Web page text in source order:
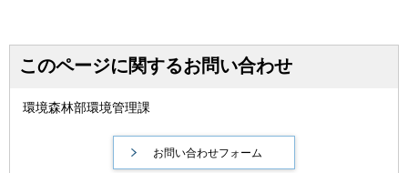
このページに関するお問い合わせ
環境森林部環境管理課